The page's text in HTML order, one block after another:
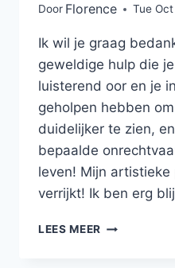
Door Florence Tue
Ik wil je graag
geweldige hulp die
luisterend oor en je
geholpen hebben
duidelijker te zien,
bepaalde
leven! Mijn
verrijkt! Ik ben erg
LEES MEER